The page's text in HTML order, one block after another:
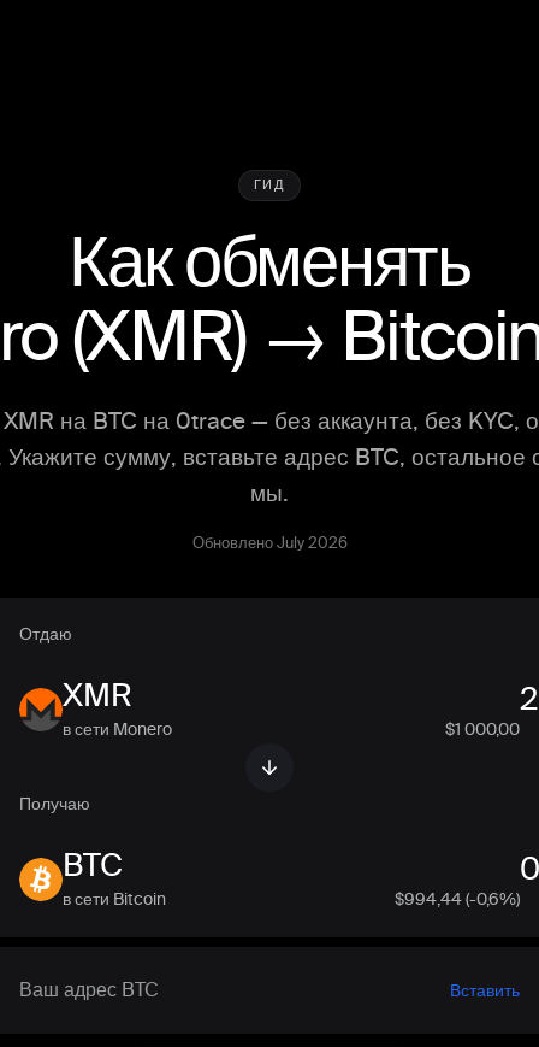
ГИД
Как обменять
(XMR) →
на BTC на 0trace — без аккаунта, без KYC,
сумму, вставьте адрес BTC, остальное
мы.
Обновлено July 2026
Отдаю
XMR
в сети Monero $1 000,00
Получаю
BTC
в сети Bitcoin $994,44(-0,6%)
Вставить